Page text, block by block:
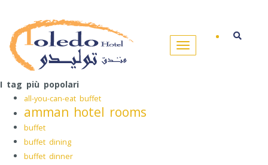
I tag più popolari
all-you-can-eat buffet
amman hotel rooms
buffet
buffet dining
buffet dinner